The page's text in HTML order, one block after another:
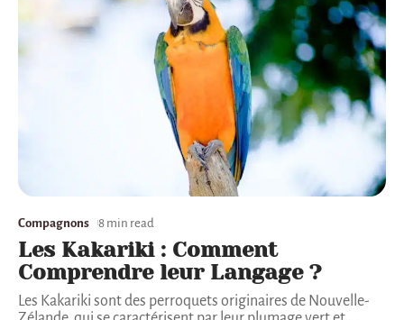
Compagnons 8 min read
Les Kakariki : Comment
Comprendre leur Langage ?
Les Kakariki sont des perroquets originaires de Nouvelle-